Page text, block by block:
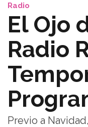
Radio
El Ojo
Radio
Previo a